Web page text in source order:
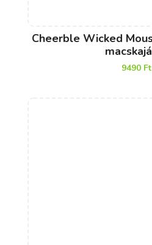
Cheerble Wicked
9490 Ft